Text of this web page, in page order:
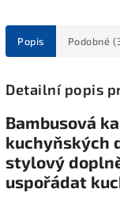
Popis Podobné
Detailní popis
Bambusová
kuchyňských
stylový
uspořádat